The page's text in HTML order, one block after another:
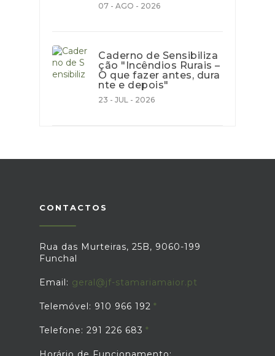
07 - AGO - 2026
Caderno de Sensibiliza
ção "Incêndios Rurais –
O que fazer antes, dura
nte e depois"
23 - JUL - 2026
CONTACTOS
Rua das Murteiras, 25B, 9060-199
Funchal
Email: geral@jf-stamariamaior.pt
Telemóvel: 910 966 192
Telefone: 291 226 683